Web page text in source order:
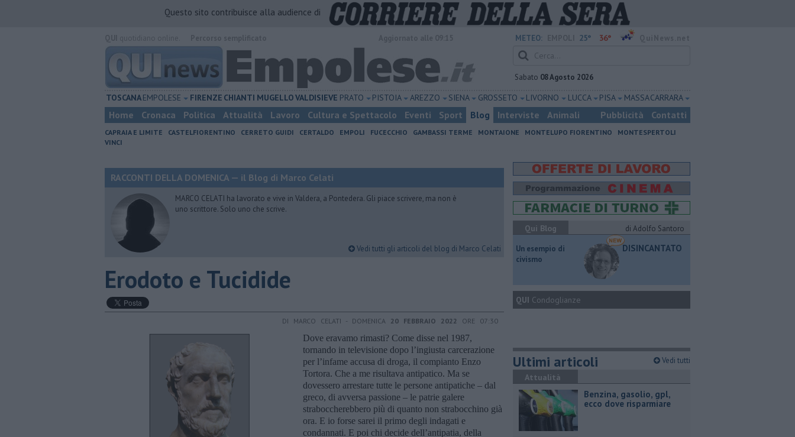
Questo sito contribuisce alla audience di
METEO: 25° 36°
Sabato 08 Agosto 2026
TOSCANAEMPOLESE FIRENZE CHIANTI MUGELLOVALDISIEVE PRATO PISTOIA AREZZO SIENA GROSSETO LIVORNO LUCCA PISA MASSA CARRARA
Home Cronaca Politica Attualità Lavoro Cultura e Spettacolo Eventi Sport Blog Interviste Animali Pubblicità Contatti
CAPRAIA E LIMITE CASTELFIORENTINO CERRETO GUIDI CERTALDO EMPOLI FUCECCHIO GAMBASSI TERME MONTAIONE MONTELUPO FIORENTINO
MONTESPERTOLI
VINCI
RACCONTI DELLA DOMENICA — il Blog di Marco Celati
MARCO CELATI ha lavorato e vive in Valdera, a Pontedera. Gli piace scrivere, ma non è
uno scrittore. Solo uno che scrive.
Vedi tutti gli articoli del blog di Marco Celati
Erodoto e Tucidide
DI MARCO CELATI - DOMENICA 20 FEBBRAIO 2022 ORE 07:30
Dove eravamo rimasti? Come disse nel 1987,
tornando in televisione dopo l’ingiusta carcerazione
per l’infame accusa di droga, il compianto Enzo
Tortora. Che a me risultava antipatico. Ma se
dovessero arrestare tutte le persone antipatiche – dal
greco, di avversa passione – le patrie galere
straboccherebbero più di quanto non strabocchino già
ora. E io forse sarei il primo degli indagati e
condannati. E poi chi decide dell’antipatia, della
Qui Blog
di Adolfo Santoro
​Un esempio di
civismo
DISINCANTATO
QUI Condoglianze
Ultimi articoli Vedi tutti
Attualità
​Benzina, gasolio, gpl,
ecco dove risparmiare